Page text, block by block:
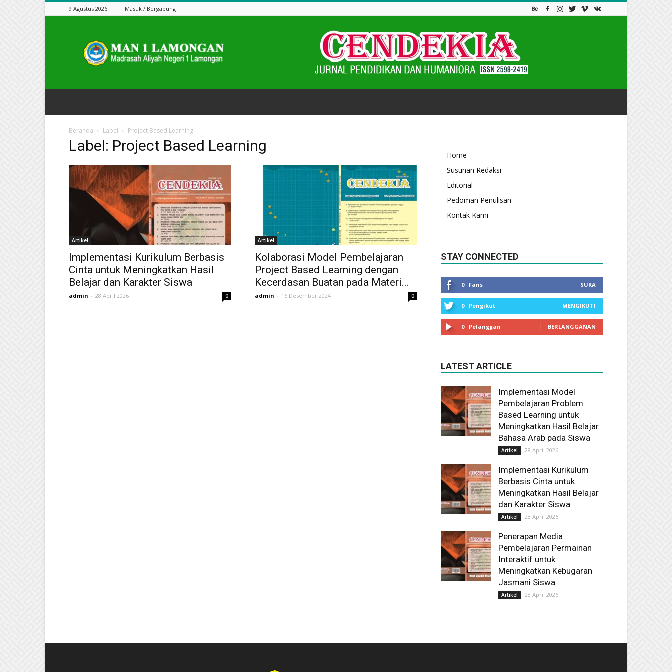
9 Agustus 2026 Masuk / Bergabung
Cendekia
Beranda Label Project Based Learning
Label: Project Based Learning
Artikel
Implementasi Kurikulum Berbasis
Cinta untuk Meningkatkan Hasil
Belajar dan Karakter Siswa
admin - 28 April 2026 0
Artikel
Kolaborasi Model Pembelajaran
Project Based Learning dengan
Kecerdasan Buatan pada Materi...
admin - 16 Desember 2024 0
Home
Susunan Redaksi
Editorial
Pedoman Penulisan
Kontak Kami
STAY CONNECTED
0 Fans SUKA
0 Pengikut MENGIKUTI
0 Pelanggan BERLANGGANAN
LATEST ARTICLE
Implementasi Model
Pembelajaran Problem
Based Learning untuk
Meningkatkan Hasil Belajar
Bahasa Arab pada Siswa
Artikel 28 April 2026
Implementasi Kurikulum
Berbasis Cinta untuk
Meningkatkan Hasil Belajar
dan Karakter Siswa
Artikel 28 April 2026
Penerapan Media
Pembelajaran Permainan
Interaktif untuk
Meningkatkan Kebugaran
Jasmani Siswa
Artikel 28 April 2026